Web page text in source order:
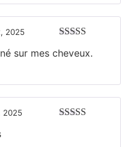
2025
sur mes cheveux.
2025